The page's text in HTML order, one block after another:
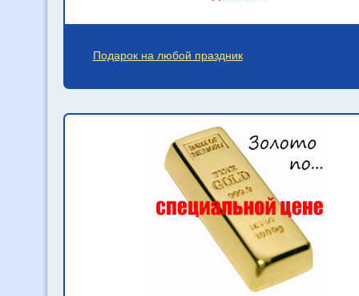
Подарок на любой праздник